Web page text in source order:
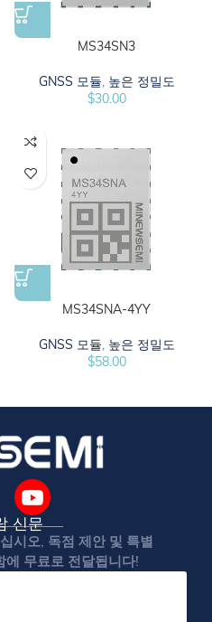
MS34SN3
GNSS 모듈, 높은 정밀도
$30.00
MS34SNA-4YY
GNSS 모듈, 높은 정밀도
$58.00
신문
시오, 독점 제안 및 특별
에 무료로 전달됩니다!